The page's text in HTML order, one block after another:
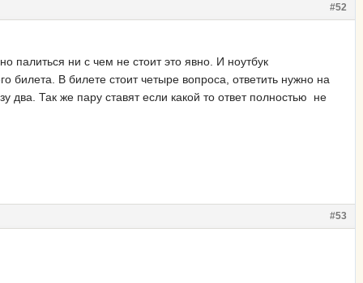
#52
палиться ни с чем не стоит это явно. И ноутбук
билета. В билете стоит четыре вопроса, ответить нужно на
два. Так же пару ставят если какой то ответ полностью не
#53